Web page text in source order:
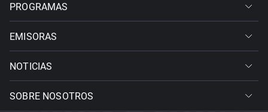
PROGRAMAS
EMISORAS
NOTICIAS
SOBRE NOSOTROS